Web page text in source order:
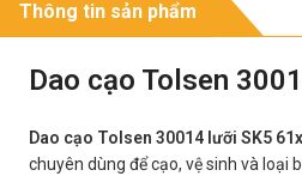
Thông tin sản phẩm
Dao cạo Tolsen
Dao cạo Tolsen 30014 lưỡi SK5
chuyên dùng để cạo, vệ sinh và loại